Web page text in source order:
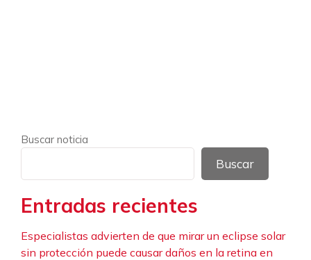
Buscar noticia
Buscar
Entradas recientes
Especialistas advierten de que mirar un eclipse solar
sin protección puede causar daños en la retina en